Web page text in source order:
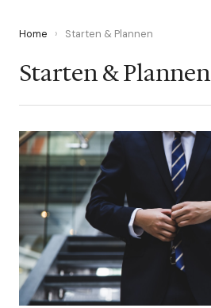
Home › Starten & Plannen
Starten & Plannen